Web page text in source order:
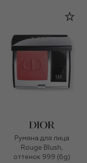
Румяна для лица
Rouge Blush,
оттенок 999 (6g)